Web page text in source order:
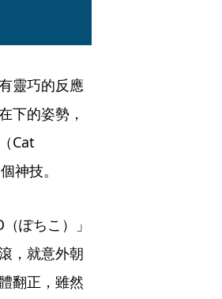
靈巧的反應
下的姿勢，
Cat
神技。
ぽちこ）」
，就意外朝
翻正，雖然